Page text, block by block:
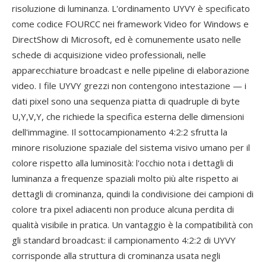
risoluzione di luminanza. L'ordinamento UYVY è specificato
come codice FOURCC nei framework Video for Windows e
DirectShow di Microsoft, ed è comunemente usato nelle
schede di acquisizione video professionali, nelle
apparecchiature broadcast e nelle pipeline di elaborazione
video. I file UYVY grezzi non contengono intestazione — i
dati pixel sono una sequenza piatta di quadruple di byte
U,Y,V,Y, che richiede la specifica esterna delle dimensioni
dell'immagine. Il sottocampionamento 4:2:2 sfrutta la
minore risoluzione spaziale del sistema visivo umano per il
colore rispetto alla luminosità: l'occhio nota i dettagli di
luminanza a frequenze spaziali molto più alte rispetto ai
dettagli di crominanza, quindi la condivisione dei campioni di
colore tra pixel adiacenti non produce alcuna perdita di
qualità visibile in pratica. Un vantaggio è la compatibilità con
gli standard broadcast: il campionamento 4:2:2 di UYVY
corrisponde alla struttura di crominanza usata negli